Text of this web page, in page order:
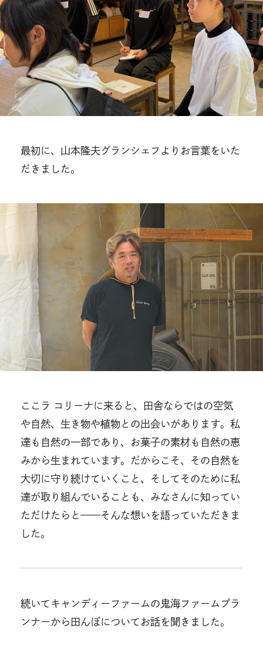
最初に、山本隆夫グランシェフよりお言葉をいた
だきました。
ここラ コリーナに来ると、田舎ならではの空気
や自然、生き物や植物との出会いがあります。私
達も自然の一部であり、お菓子の素材も自然の恵
みから生まれています。だからこそ、その自然を
大切に守り続けていくこと、そしてそのために私
達が取り組んでいることも、みなさんに知ってい
ただけたらと——そんな想いを語っていただきま
した。
続いてキャンディーファームの鬼海ファームプラ
ンナーから田んぼについてお話を聞きました。